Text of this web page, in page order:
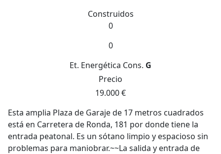
Construidos
0
0
Et. Energética Cons. G
Precio
19.000 €
Esta amplia Plaza de Garaje de 17 metros cuadrados
está en Carretera de Ronda, 181 por donde tiene la
entrada peatonal. Es un sótano limpio y espacioso sin
problemas para maniobrar.~~La salida y entrada de